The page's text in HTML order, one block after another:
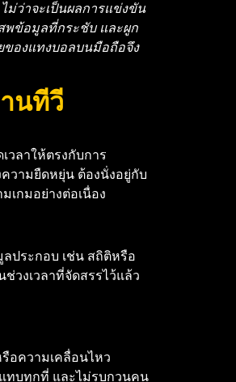
ว่าจะเป็นผลการแข่งขัน
พข้อมูลที่กระชับ และผูก
ของแทงบอลบนมือถือจึง
นทีวี
วลาให้ตรงกับการ
วามยืดหยุ่น ต้องนั่งอยู่กับ
เกมอย่างต่อเนื่อง
ประกอบ เช่น สถิติหรือ
วงเวลาที่จัดสรรไว้แล้ว
อความเคลื่อนไหว
แทบทุกที่ และไม่รบกวนคน